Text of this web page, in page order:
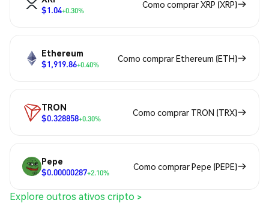
$1.04+0.30%
Como comprar XRP (XRP)
Ethereum
$1,919.86+0.40%
Como comprar Ethereum (ETH)
TRON
$0.328858+0.30%
Como comprar TRON (TRX)
Pepe
$0.00000287+2.10%
Como comprar Pepe (PEPE)
Explore outros ativos cripto >